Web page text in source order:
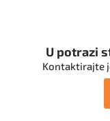
U potrazi
Kontaktirajte